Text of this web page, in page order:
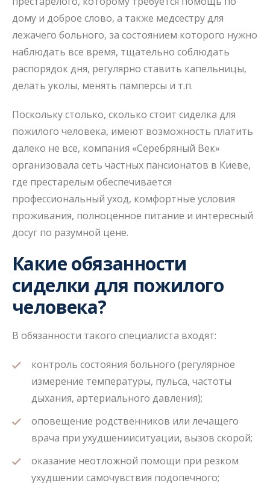
дому и доброе слово, а также медсестру для
лежачего больного, за состоянием которого нужно
наблюдать все время, тщательно соблюдать
распорядок дня, регулярно ставить капельницы,
делать уколы, менять памперсы и т.п.
Поскольку столько, сколько стоит сиделка для
пожилого человека, имеют возможность платить
далеко не все, компания «Серебряный Век»
организовала сеть частных пансионатов в Киеве,
где престарелым обеспечивается
профессиональный уход, комфортные условия
проживания, полноценное питание и интересный
досуг по разумной цене.
Какие обязанности
сиделки для пожилого
человека?
В обязанности такого специалиста входят:
контроль состояния больного (регулярное
измерение температуры, пульса, частоты
дыхания, артериального давления);
оповещение родственников или лечащего
врача при ухудшенииситуации, вызов скорой;
оказание неотложной помощи при резком
ухудшении самочувствия подопечного;